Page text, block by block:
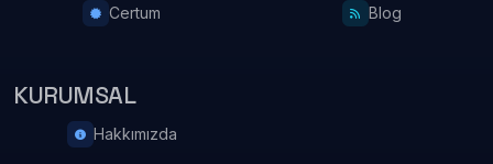
Certum Blog
KURUMSAL
Hakkımızda